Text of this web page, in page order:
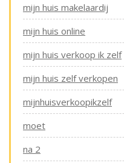
mijn huis makelaardij
mijn huis online
mijn huis verkoop ik zelf
mijn huis zelf verkopen
mijnhuisverkoopikzelf
moet
na 2